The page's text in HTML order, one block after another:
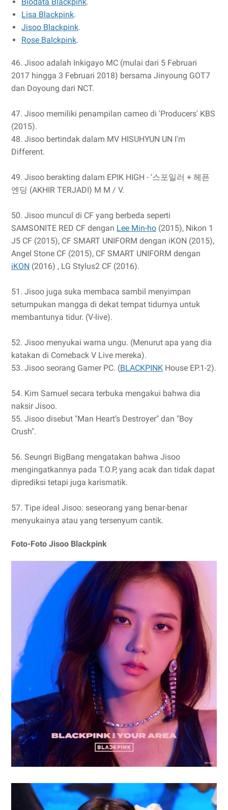
Lisa Blackpink.
Jisoo Blackpink.
Rose Balckpink.
46. Jisoo adalah Inkigayo MC (mulai dari 5 Februari
2017 hingga 3 Februari 2018) bersama Jinyoung GOT7
dan Doyoung dari NCT.
47. Jisoo memiliki penampilan cameo di 'Producers' KBS
(2015).
48. Jisoo bertindak dalam MV HISUHYUN UN I'm
Different.
49. Jisoo berakting dalam EPIK HIGH - ‘스포일러 + 헤픈
엔딩 (AKHIR TERJADI) M M / V.
50. Jisoo muncul di CF yang berbeda seperti
SAMSONITE RED CF dengan Lee Min-ho (2015), Nikon 1
J5 CF (2015), CF SMART UNIFORM dengan iKON (2015),
Angel Stone CF (2015), CF SMART UNIFORM dengan
iKON (2016) , LG Stylus2 CF (2016).
51. Jisoo juga suka membaca sambil menyimpan
setumpukan mangga di dekat tempat tidurnya untuk
membantunya tidur. (V-live).
52. Jisoo menyukai warna ungu. (Menurut apa yang dia
katakan di Comeback V Live mereka).
53. Jisoo seorang Gamer PC. (BLACKPINK House EP.1-2).
54. Kim Samuel secara terbuka mengakui bahwa dia
naksir Jisoo.
55. Jisoo disebut "Man Heart’s Destroyer" dan "Boy
Crush".
56. Seungri BigBang mengatakan bahwa Jisoo
mengingatkannya pada T.O.P, yang acak dan tidak dapat
diprediksi tetapi juga karismatik.
57. Tipe ideal Jisoo: seseorang yang benar-benar
menyukainya atau yang tersenyum cantik.
Foto-Foto Jisoo Blackpink